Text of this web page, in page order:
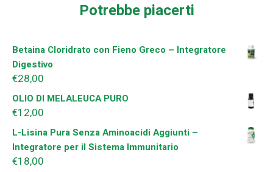
Potrebbe piacerti
Betaina Cloridrato con Fieno Greco – Integratore
Digestivo
€28,00
OLIO DI MELALEUCA PURO
€12,00
L-Lisina Pura Senza Aminoacidi Aggiunti –
Integratore per il Sistema Immunitario
€18,00